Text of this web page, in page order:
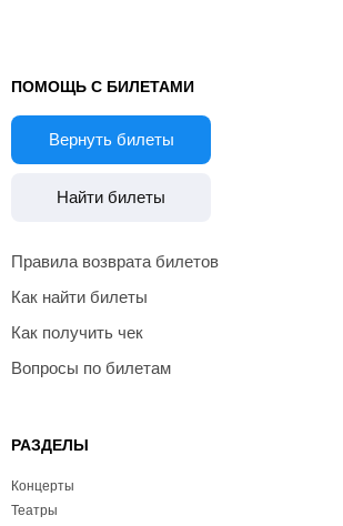
ПОМОЩЬ С БИЛЕТАМИ
Вернуть билеты
Найти билеты
Правила возврата билетов
Как найти билеты
Как получить чек
Вопросы по билетам
РАЗДЕЛЫ
Концерты
Театры